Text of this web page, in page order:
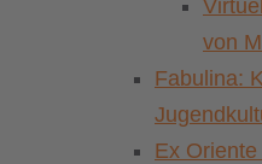
von
Fabulina:
Ex Oriente